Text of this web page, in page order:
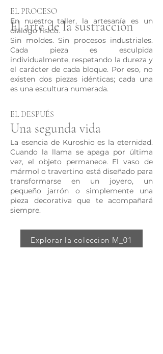
EL PROCESO
El arte de la sustracción
En nuestro taller, la artesanía es un
diálogo físico.
Sin moldes. Sin procesos industriales.
Cada pieza es esculpida
individualmente, respetando la dureza y
el carácter de cada bloque. Por eso, no
existen dos piezas idénticas; cada una
es una escultura numerada.
EL DESPUÉS
Una segunda vida
La esencia de Kuroshio es la eternidad.
Cuando la llama se apaga por última
vez, el objeto permanece. El vaso de
mármol o travertino está diseñado para
transformarse en un joyero, un
pequeño jarrón o simplemente una
pieza decorativa que te acompañará
siempre.
Explorar la coleccion M_01